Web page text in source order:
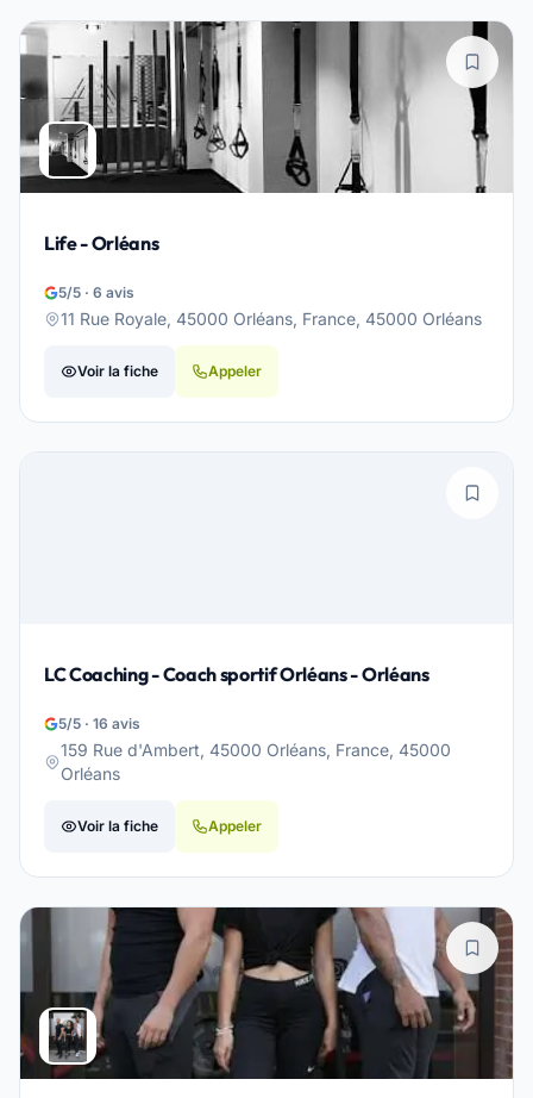
Life - Orléans
5/5 · 6 avis
11 Rue Royale, 45000 Orléans, France, 45000 Orléans
Voir la fiche Appeler
LC Coaching - Coach sportif Orléans - Orléans
5/5 · 16 avis
159 Rue d'Ambert, 45000 Orléans, France, 45000
Orléans
Voir la fiche Appeler